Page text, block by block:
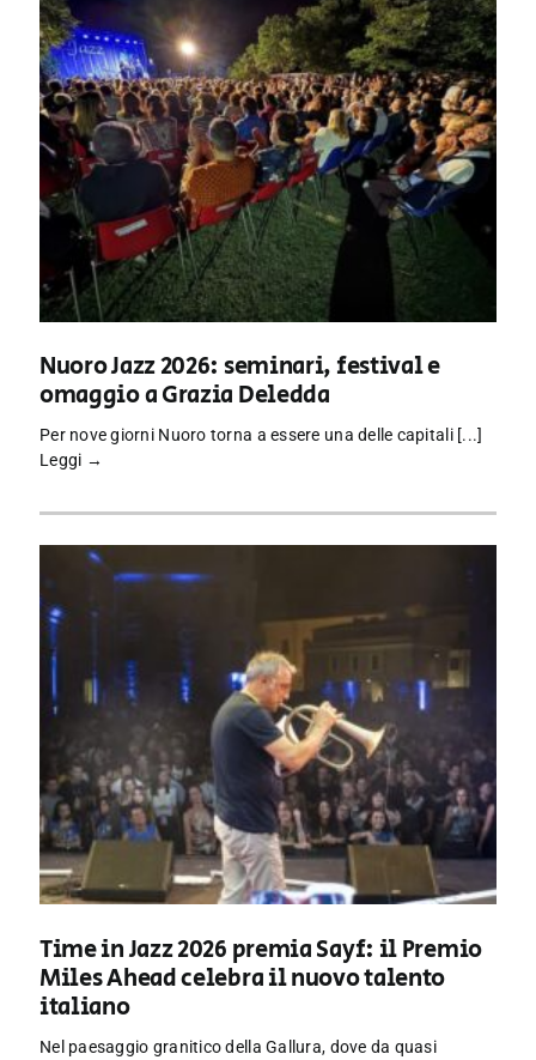
Nuoro Jazz 2026: seminari, festival e
omaggio a Grazia Deledda
Per nove giorni Nuoro torna a essere una delle capitali [...]
Leggi →
Time in Jazz 2026 premia Sayf: il Premio
Miles Ahead celebra il nuovo talento
italiano
Nel paesaggio granitico della Gallura, dove da quasi